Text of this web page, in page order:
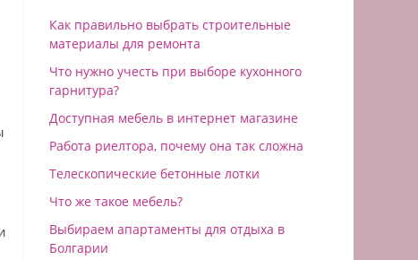
Как правильно выбрать строительные
материалы для ремонта
Что нужно учесть при выборе кухонного
гарнитура?
Доступная мебель в интернет магазине
Работа риелтора, почему она так сложна
Телескопические бетонные лотки
Что же такое мебель?
Выбираем апартаменты для отдыха в
Болгарии